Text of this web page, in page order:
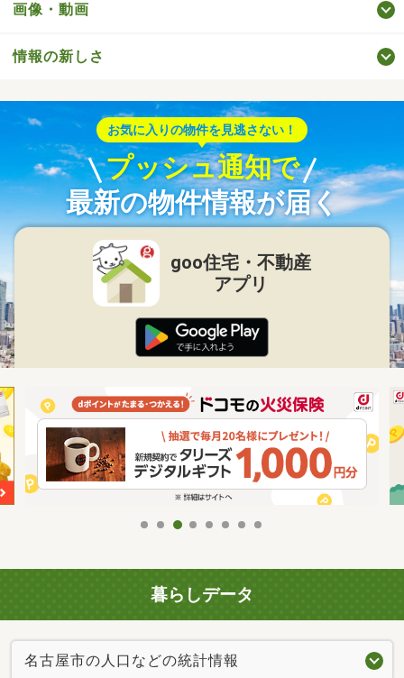
画像・動画
情報の新しさ
お気に入りの物件を見逃さない！
プッシュ通知で
最新の物件情報が届く
goo住宅・不動産
アプリ
暮らしデータ
名古屋市の人口などの統計情報